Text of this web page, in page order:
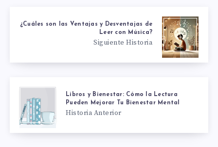
¿Cuáles son las Ventajas y Desventajas de
Leer con Música?
Siguiente Historia
Libros y Bienestar: Cómo la Lectura
Pueden Mejorar Tu Bienestar Mental
Historia Anterior